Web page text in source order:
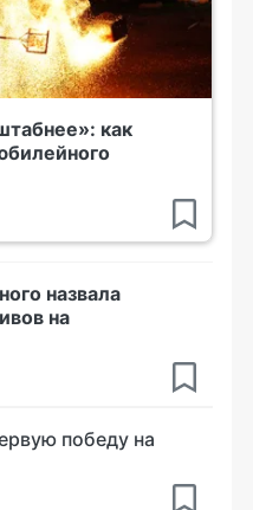
как
назвала
на
победу на